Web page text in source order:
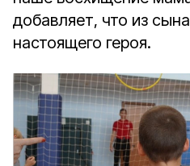
добавляет, что из
настоящего героя.